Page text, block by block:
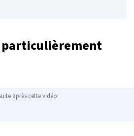
particulièrement
après cette vidéo